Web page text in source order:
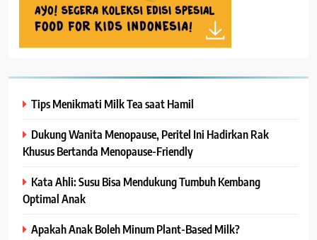
Tips Menikmati Milk Tea saat Hamil
Dukung Wanita Menopause, Peritel Ini Hadirkan Rak
Khusus Bertanda Menopause-Friendly
Kata Ahli: Susu Bisa Mendukung Tumbuh Kembang
Optimal Anak
Apakah Anak Boleh Minum Plant-Based Milk?